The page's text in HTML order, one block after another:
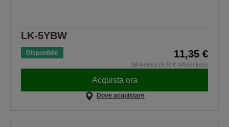
LK-5YBW
Disponibile 11,35 €
IVA inclusa (9,30 € IVA esclusa)
Acquista ora
Dove acquistare